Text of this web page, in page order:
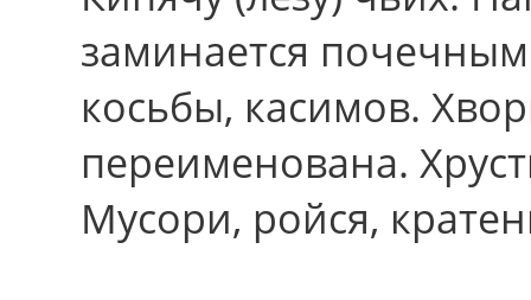
заминается
косьбы, касимов.
переименована.
Мусори, ройся,